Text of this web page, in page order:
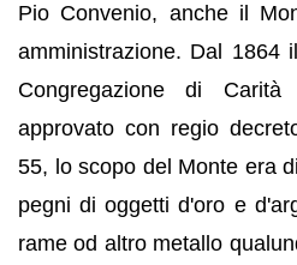
Pio Convenio, anche il
amministrazione. Dal 1864
Congregazione di
approvato con regio
55, lo scopo del Monte era
pegni di oggetti d'oro e
rame od altro metallo